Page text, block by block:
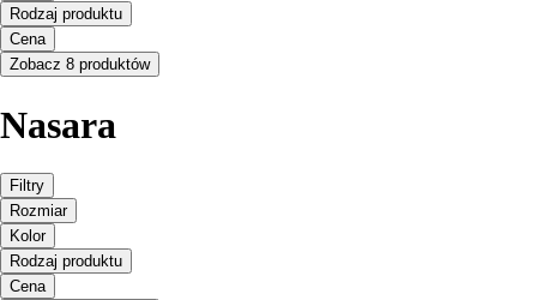
Rodzaj produktu
Cena
Zobacz 8 produktów
Nasara
Filtry
Rozmiar
Kolor
Rodzaj produktu
Cena